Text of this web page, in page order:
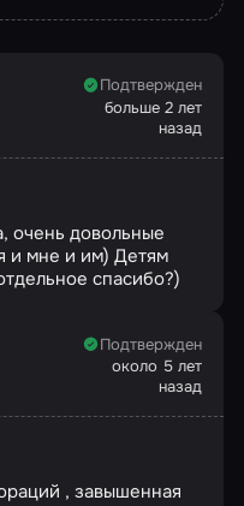
Подтвержден
больше 2 лет
назад
очень довольные
и мне и им) Детям
спасибо?)
Подтвержден
около 5 лет
назад
, завышенная